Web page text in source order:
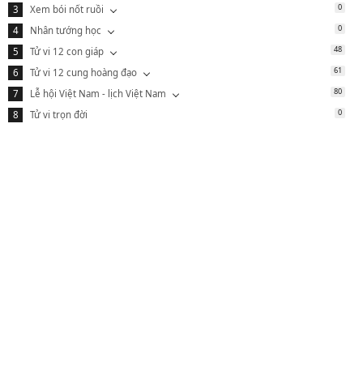
Xem bói nốt ruồi 0
Nhân tướng học 0
Tử vi 12 con giáp 48
Tử vi 12 cung hoàng đạo 61
Lễ hội Việt Nam - lịch Việt Nam 80
Tử vi trọn đời 0